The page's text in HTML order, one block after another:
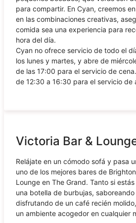
para compartir. En Cyan, creemos
en las combinaciones creativas,
comida sea una experiencia para
hora del día.
Cyan no ofrece servicio de todo el
los lunes y martes, y abre de
de las 17:00 para el servicio de
de 12:30 a 16:30 para el servicio de
Victoria Bar &
Relájate en un cómodo sofá y pasa
uno de los mejores bares de
Lounge en The Grand. Tanto si
una botella de burbujas,
disfrutando de un café recién
un ambiente acogedor en cualquier